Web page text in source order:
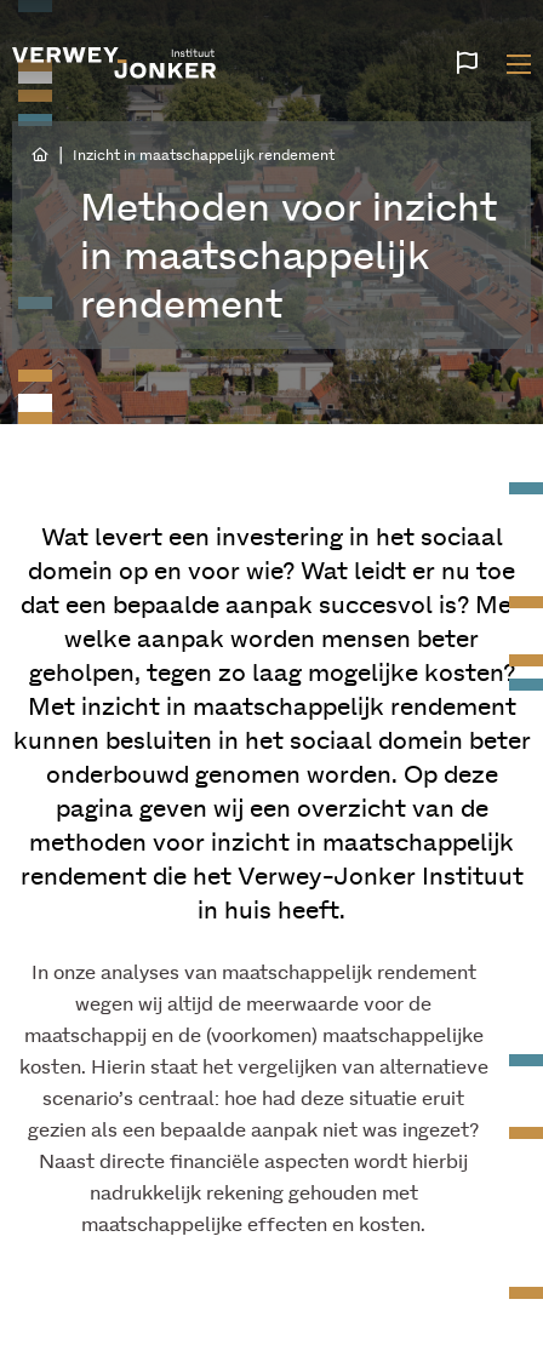
talen
Inzicht in maatschappelijk rendement
Methoden voor inzicht
in maatschappelijk
rendement
Wat levert een investering in het sociaal
domein op en voor wie? Wat leidt er nu toe
dat een bepaalde aanpak succesvol is? Met
welke aanpak worden mensen beter
geholpen, tegen zo laag mogelijke kosten?
Met inzicht in maatschappelijk rendement
kunnen besluiten in het sociaal domein beter
onderbouwd genomen worden. Op deze
pagina geven wij een overzicht van de
methoden voor inzicht in maatschappelijk
rendement die het Verwey-Jonker Instituut
in huis heeft.
In onze analyses van maatschappelijk rendement
wegen wij altijd de meerwaarde voor de
maatschappij en de (voorkomen) maatschappelijke
kosten. Hierin staat het vergelijken van alternatieve
scenario’s centraal: hoe had deze situatie eruit
gezien als een bepaalde aanpak niet was ingezet?
Naast directe financiële aspecten wordt hierbij
nadrukkelijk rekening gehouden met
maatschappelijke effecten en kosten.